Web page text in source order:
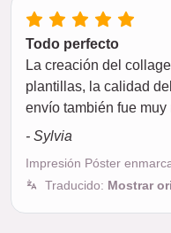
Todo perfecto
La creación del
plantillas, la calidad
envío también fue
- Sylvia
Impresión Póster
Traducido: Mostrar